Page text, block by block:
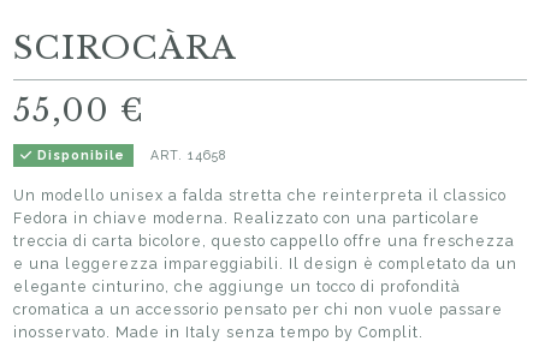
SCIROCÀRA
55,00 €
Disponibile ART. 14658
Un modello unisex a falda stretta che reinterpreta il classico
Fedora in chiave moderna. Realizzato con una particolare
treccia di carta bicolore, questo cappello offre una freschezza
e una leggerezza impareggiabili. Il design è completato da un
elegante cinturino, che aggiunge un tocco di profondità
cromatica a un accessorio pensato per chi non vuole passare
inosservato. Made in Italy senza tempo by Complit.